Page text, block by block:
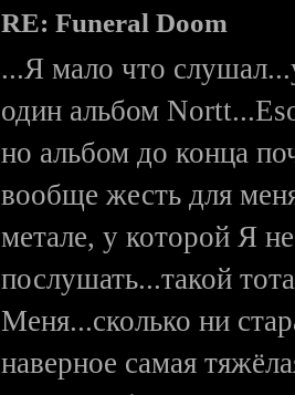
RE: Funeral Doom
...Я мало что
один альбом
но альбом до конца
вообще жесть для
метале, у которой Я
послушать...такой
Меня...сколько ни
наверное самая